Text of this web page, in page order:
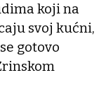
koji na
svoj kućni,
gotovo